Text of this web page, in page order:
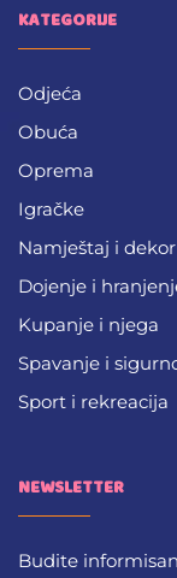
KATEGORIJE
Odjeća
Obuća
Oprema
Igračke
Namještaj i dekor
Dojenje i
Kupanje i njega
Spavanje i
Sport i rekreacija
NEWSLETTER
Budite